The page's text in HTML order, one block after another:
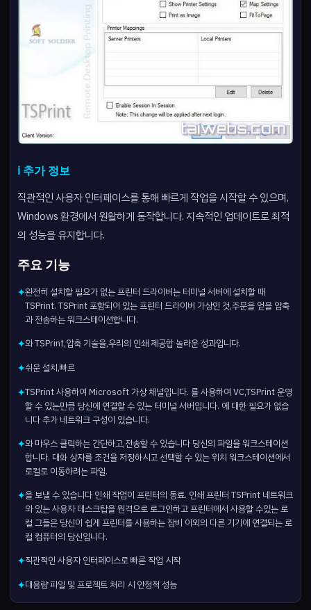
ℹ️ 추가 정보
직관적인 사용자 인터페이스를 통해 빠르게 작업을 시작할 수 있으며,
Windows 환경에서 원활하게 동작합니다. 지속적인 업데이트로 최적
의 성능을 유지합니다.
주요 기능
✦완전히 설치할 필요가 없는 프린터 드라이버는 터미널 서버에 설치할 때
TSPrint. TSPrint 포함되어 있는 프린터 드라이버 가상인 것,주문을 얻을 압축
과 전송하는 워크스테이션합니다.
✦와 TSPrint,압축 기술을,우리의 인쇄 제공합 놀라운 성과입니다.
✦쉬운 설치,빠르
✦TSPrint 사용하여 Microsoft 가상 채널입니다. 를 사용하여 VC,TSPrint 운영
할 수 있는만큼 당신에 연결할 수 있는 터미널 서버입니다. 에 대한 필요가 없습
니다 추가 네트워크 구성이 있습니다.
✦와 마우스 클릭하는 간단하고,전송할 수 있습니다 당신의 파일을 워크스테이션
합니다. 대화 상자를 조건을 저장하시고 선택할 수 있는 위치 워크스테이션에서
로컬로 이동하려는 파일.
✦을 보낼 수 있습니다 인쇄 작업이 프린터의 동료. 인쇄 프린터 TSPrint 네트워크
와 있는 사용자 데스크탑을 원격으로 로그인하고 프린터에서 사용할 수있는 로
컬 그들은 당신이 쉽게 프린터를 사용하는 장비 이외의 다른 기기에 연결되는 로
컬 컴퓨터의 당신입니다.
✦직관적인 사용자 인터페이스로 빠른 작업 시작
✦대용량 파일 및 프로젝트 처리 시 안정적 성능